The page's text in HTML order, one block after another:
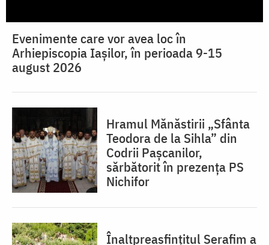
Evenimente care vor avea loc în
Arhiepiscopia Iaşilor, în perioada 9-15
august 2026
Hramul Mănăstirii „Sfânta
Teodora de la Sihla” din
Codrii Pașcanilor,
sărbătorit în prezența PS
Nichifor
Înaltpreasfințitul Serafim a